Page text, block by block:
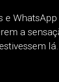
e WhatsApp
a
lá.